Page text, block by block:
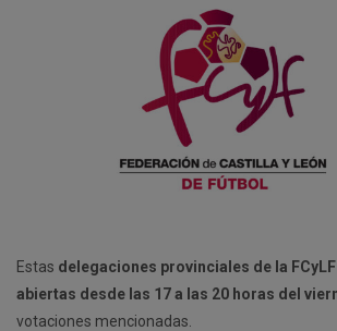
Estas delegaciones provinciales de la
abiertas desde las 17 a las 20 horas del
votaciones mencionadas.